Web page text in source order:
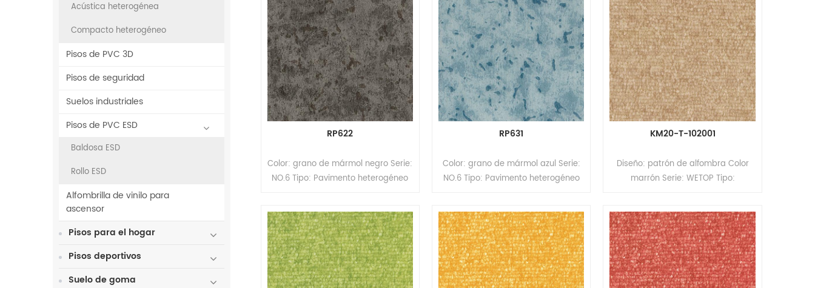
Acústica heterogénea
Compacto heterogéneo
Pisos de PVC 3D
Pisos de seguridad
Suelos industriales
Pisos de PVC ESD
Baldosa ESD
Rollo ESD
Alfombrilla de vinilo para
ascensor
Pisos para el hogar
Pisos deportivos
Suelo de goma
RP622
Color: grano de mármol negro Serie:
NO.6 Tipo: Pavimento heterogéneo
(espesor) * 2,0 m (ancho) * 15 m
(largo) Espesor de la capa de
desgaste: 0,5 mm Superficie:
recubrimiento UV/PUR Respaldo:
respaldo de espuma
RP631
Color: grano de mármol azul Serie:
NO.6 Tipo: Pavimento heterogéneo
(espesor) * 2,0 m (ancho) * 15 m
(largo) Espesor de la capa de
desgaste: 0,5 mm Superficie:
recubrimiento UV/PUR Respaldo:
respaldo de espuma
KM20-T-102001
Diseño: patrón de alfombra Color
marrón Serie: WETOP Tipo:
Rollos Tamaño: 2,0/2,6 mm
(espesor) x 2,0 m (ancho) x 20/15 m
(largo) Espesor de la capa de
desgaste: 0,35/0,7 mm Superficie:
revestimiento PUR Respaldo: